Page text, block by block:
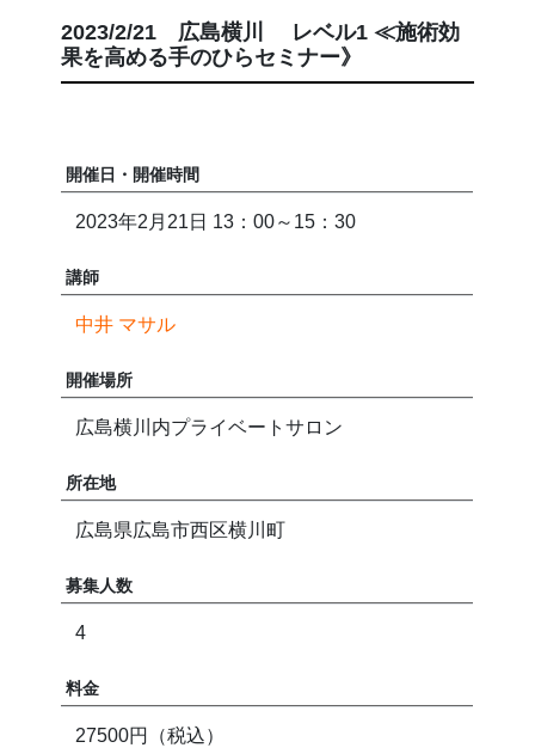
2023/2/21 広島横川 レベル1 ≪施術効
果を高める手のひらセミナー》
開催日・開催時間
2023年2月21日 13：00～15：30
講師
中井 マサル
開催場所
広島横川内プライベートサロン
所在地
広島県広島市西区横川町
募集人数
4
料金
27500円（税込）